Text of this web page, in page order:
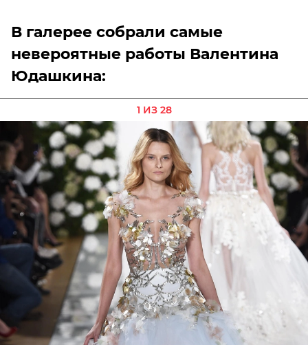
В галерее собрали самые
невероятные работы Валентина
Юдашкина:
1 ИЗ 28